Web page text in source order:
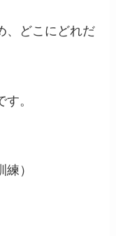
、どこにどれだ
。
）